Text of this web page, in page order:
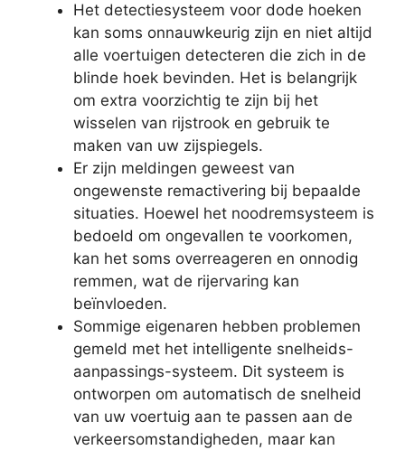
Het detectiesysteem voor dode hoeken
kan soms onnauwkeurig zijn en niet altijd
alle voertuigen detecteren die zich in de
blinde hoek bevinden. Het is belangrijk
om extra voorzichtig te zijn bij het
wisselen van rijstrook en gebruik te
maken van uw zijspiegels.
Er zijn meldingen geweest van
ongewenste remactivering bij bepaalde
situaties. Hoewel het noodremsysteem is
bedoeld om ongevallen te voorkomen,
kan het soms overreageren en onnodig
remmen, wat de rijervaring kan
beïnvloeden.
Sommige eigenaren hebben problemen
gemeld met het intelligente snelheids-
aanpassings-systeem. Dit systeem is
ontworpen om automatisch de snelheid
van uw voertuig aan te passen aan de
verkeersomstandigheden, maar kan